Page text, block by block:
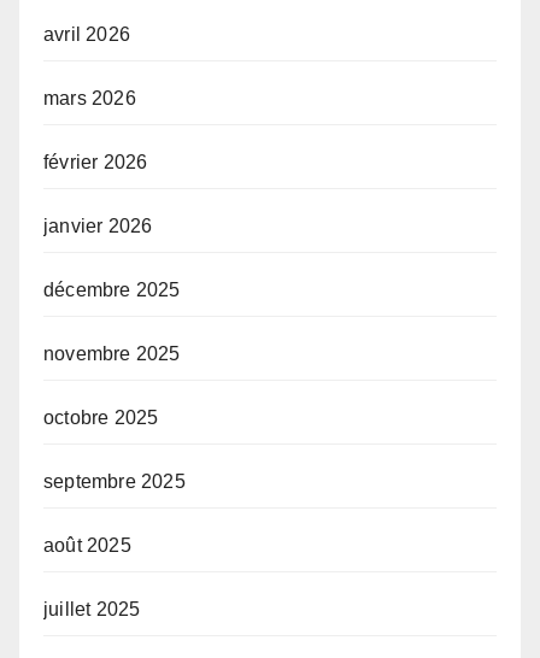
avril 2026
mars 2026
février 2026
janvier 2026
décembre 2025
novembre 2025
octobre 2025
septembre 2025
août 2025
juillet 2025